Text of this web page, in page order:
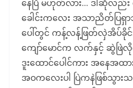
နေပြီ မဟုတ်လား… ဒါဆိုလည်း
ခေါင်းကလေး အသာညိတ်ပြ
ပေါ်တွင် ကန့်လန့်ဖြတ်လှဲအိပ်ခိုင်
ကျော်မောင်က လက်နှင့် ဆွဲဖ
ဒူးထောင်ပေါင်ကား အနေအထ
အဝကလေးပါ ပြဲကနဲဖြစ်သွာ